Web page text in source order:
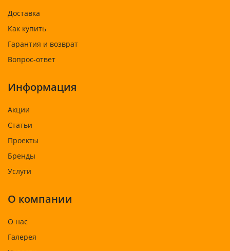
Доставка
Как купить
Гарантия и возврат
Вопрос-ответ
Информация
Акции
Статьи
Проекты
Бренды
Услуги
О компании
О нас
Галерея